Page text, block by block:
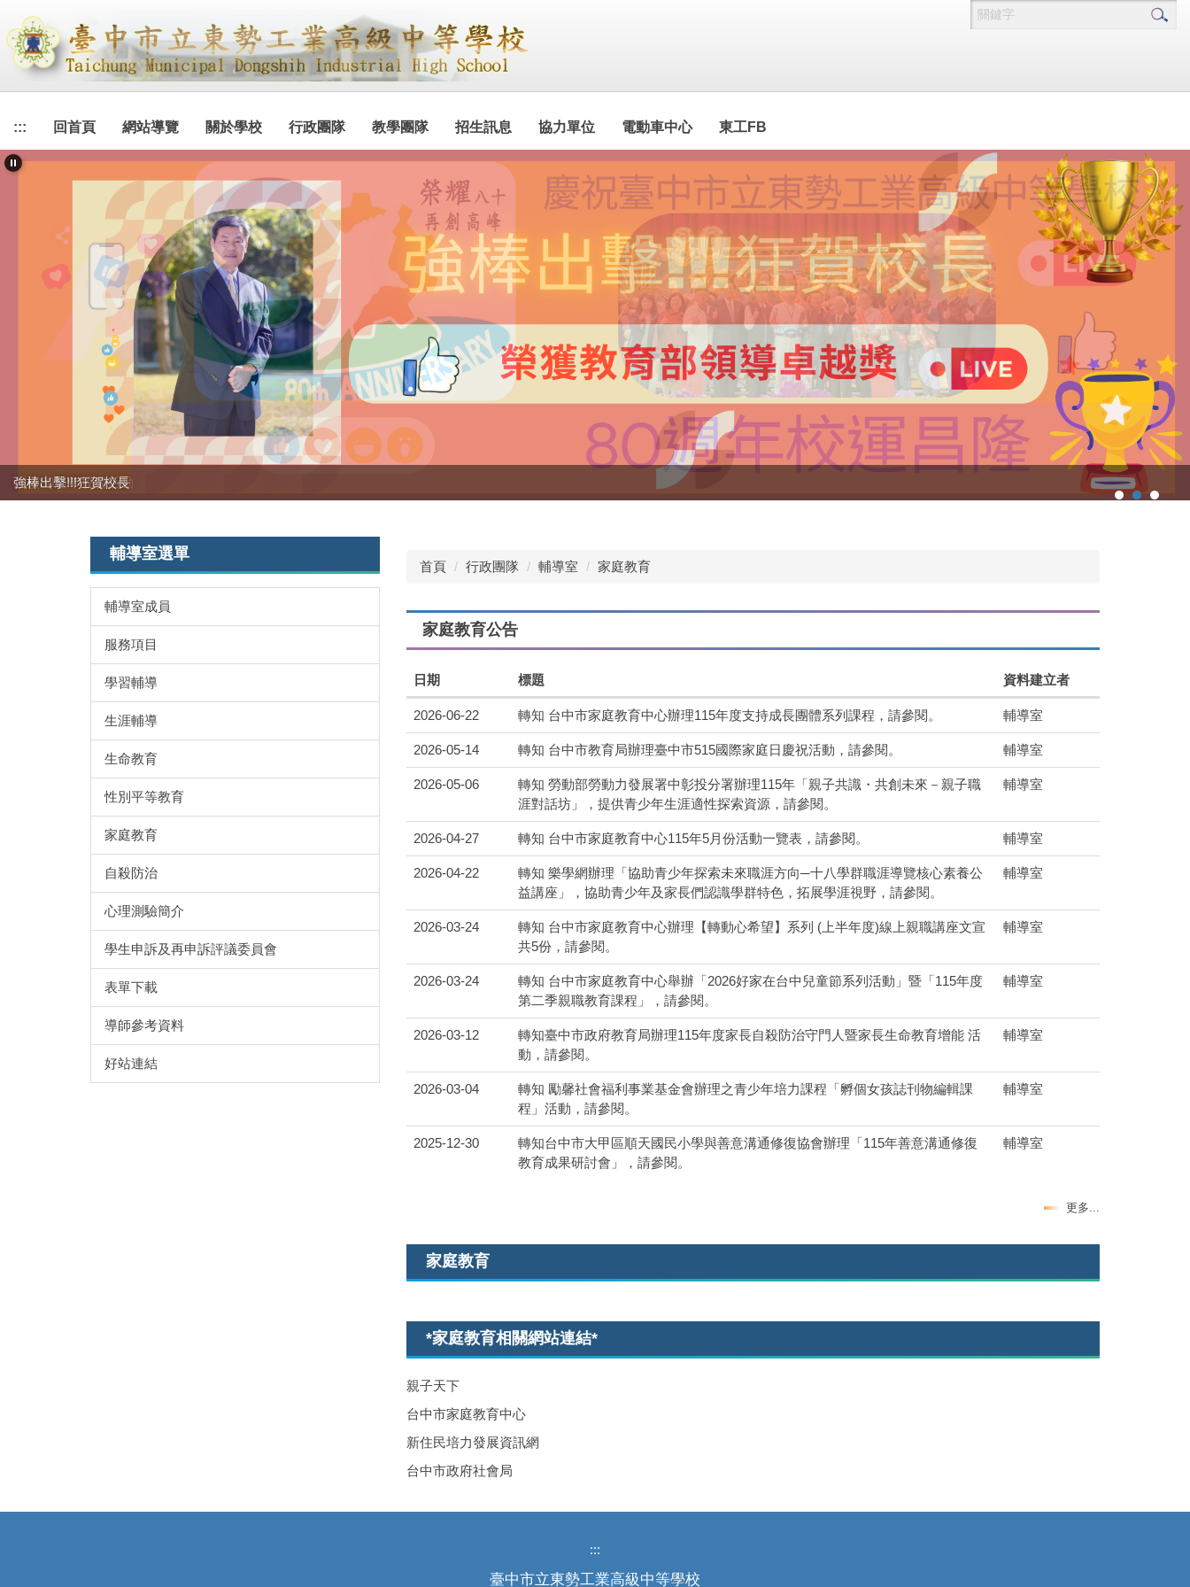
到
主
要
內
區
::: 回首頁 網站導覽 關於學校 行政團隊 教學團隊 招生訊息 協力單位 電動車中心 東工FB
強棒出擊!!!狂賀校長
輔導室選單
輔導室成員
服務項目
學習輔導
生涯輔導
生命教育
性別平等教育
家庭教育
自殺防治
心理測驗簡介
學生申訴及再申訴評議委員會
表單下載
導師參考資料
好站連結
首頁 行政團隊 輔導室 家庭教育
家庭教育公告
日期 標題 資料建立者
2026-06-22 轉知 台中市家庭教育中心辦理115年度支持成長團體系列課程，請參閱。 輔導室
2026-05-14 轉知 台中市教育局辦理臺中市515國際家庭日慶祝活動，請參閱。 輔導室
2026-05-06
轉知 勞動部勞動力發展署中彰投分署辦理115年「親子共識・共創未來－親子職
涯對話坊」，提供青少年生涯適性探索資源，請參閱。
輔導室
2026-04-27 轉知 台中市家庭教育中心115年5月份活動一覽表，請參閱。 輔導室
2026-04-22
轉知 樂學網辦理「協助青少年探索未來職涯方向─十八學群職涯導覽核心素養公
益講座」，協助青少年及家長們認識學群特色，拓展學涯視野，請參閱。
輔導室
2026-03-24
轉知 台中市家庭教育中心辦理【轉動心希望】系列 (上半年度)線上親職講座文宣
共5份，請參閱。
輔導室
2026-03-24
轉知 台中市家庭教育中心舉辦「2026好家在台中兒童節系列活動」暨「115年度
第二季親職教育課程」，請參閱。
輔導室
2026-03-12
轉知臺中市政府教育局辦理115年度家長自殺防治守門人暨家長生命教育增能 活
動，請參閱。
輔導室
2026-03-04
轉知 勵馨社會福利事業基金會辦理之青少年培力課程「孵個女孩誌刊物編輯課
程」活動，請參閱。
輔導室
2025-12-30
轉知台中市大甲區順天國民小學與善意溝通修復協會辦理「115年善意溝通修復
教育成果研討會」，請參閱。
輔導室
更多...
家庭教育
*家庭教育相關網站連結*
親子天下
台中市家庭教育中心
新住民培力發展資訊網
台中市政府社會局
:::
臺中市立東勢工業高級中等學校